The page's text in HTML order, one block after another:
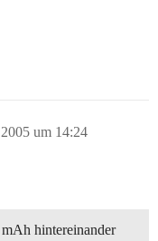
um 14:24
hintereinander